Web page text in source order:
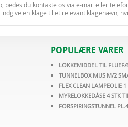
bedes du kontakte os via e-mail eller
indgive en klage til et relevant klagenævn,
POPULÆRE VARER
LOKKEMIDDEL TIL
TUNNELBOX MUS M/2
FLEX CLEAN LAMPEOLIE 1
MYRELOKKEDÅSE 4 STK
FORSPIRINGSTUNNEL